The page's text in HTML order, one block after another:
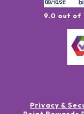
9.0 out of
Privacy &